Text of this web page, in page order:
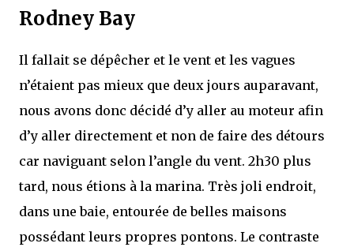
Rodney Bay
Il fallait se dépêcher et le vent et les vagues
n’étaient pas mieux que deux jours auparavant,
nous avons donc décidé d’y aller au moteur afin
d’y aller directement et non de faire des détours
car naviguant selon l’angle du vent. 2h30 plus
tard, nous étions à la marina. Très joli endroit,
dans une baie, entourée de belles maisons
possédant leurs propres pontons. Le contraste